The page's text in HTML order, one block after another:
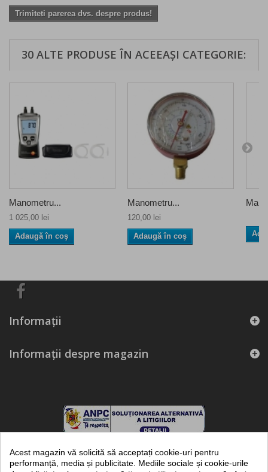
Trimiteti parerea dvs. despre produs!
30 ALTE PRODUSE ÎN ACEEAȘI CATEGORIE:
Manometru...
1 025,00 lei
Adaugă în coş
Manometru...
120,00 lei
Adaugă în coş
Informaţii
Informații despre magazin
Acest magazin vă solicită să acceptați cookie-uri pentru
performanță, media și publicitate. Mediile sociale și cookie-urile